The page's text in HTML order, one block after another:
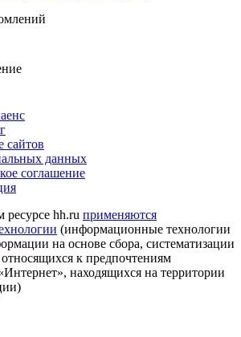
сайтов
данных
соглашение
hh.ru применяются
(информационные технологии
на основе сбора, систематизации
к предпочтениям
находящихся на территории